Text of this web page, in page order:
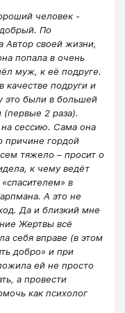
человек -
По
Автор своей жизни,
попала в очень
муж, к её подруге.
качестве подруги и
это были в большей
(первые 2 раза).
сессию. Сама она
причине гордой
тяжело – просит о
к чему ведёт
в
А это не
Да и близкий мне
Жертвы всё
себя вправе (в этом
добро» и при
ей не просто
а провести
как психолог